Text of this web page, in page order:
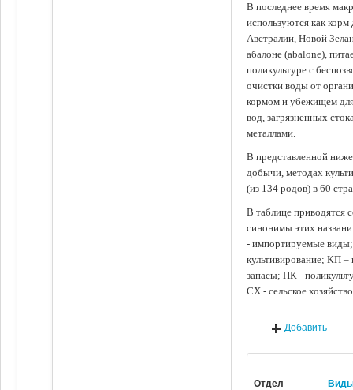
В последнее время
используются как
Австралии, Новой
абалоне (abalone),
поликультуре с
очистки воды от
кормом и убежищем
вод, загрязненных
металлами.
В представленной
добычи, методах
(из 134 родов) в 60
В таблице приводятся
синонимы этих
- импортируемые
культивирование; КП
запасы; ПК -
СХ - сельское
Добавить
Отдел